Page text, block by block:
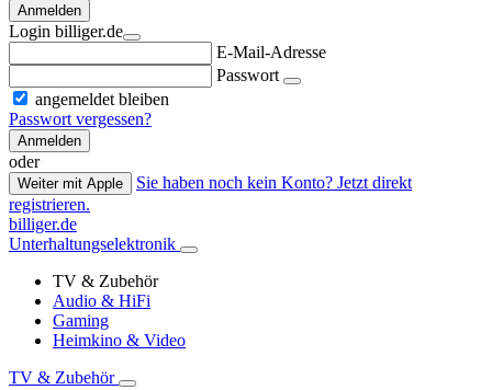
Anmelden
Login billiger.de
E-Mail-Adresse
Passwort
angemeldet bleiben
Passwort vergessen?
Anmelden
oder
Weiter mit Apple
Sie haben noch kein Konto? Jetzt direkt
registrieren.
billiger.de
Unterhaltungselektronik
TV & Zubehör
Audio & HiFi
Gaming
Heimkino & Video
TV & Zubehör